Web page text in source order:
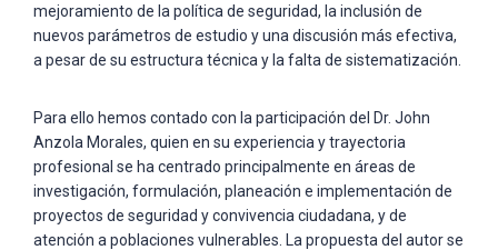
mejoramiento de la política de seguridad, la inclusión de
nuevos parámetros de estudio y una discusión más efectiva,
a pesar de su estructura técnica y la falta de sistematización.
Para ello hemos contado con la participación del Dr. John
Anzola Morales, quien en su experiencia y trayectoria
profesional se ha centrado principalmente en áreas de
investigación, formulación, planeación e implementación de
proyectos de seguridad y convivencia ciudadana, y de
atención a poblaciones vulnerables. La propuesta del autor se